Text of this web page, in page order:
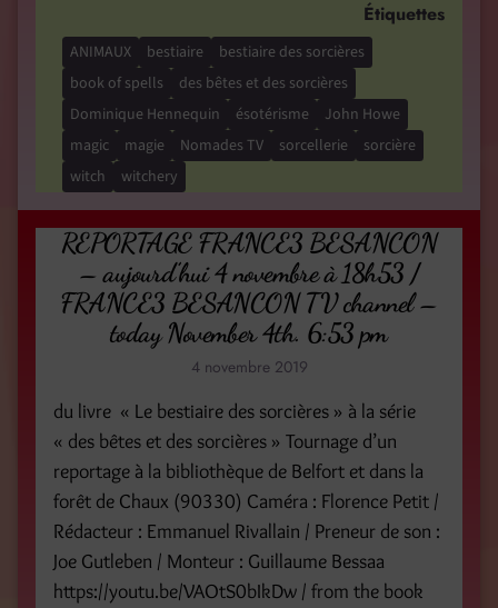
Étiquettes
ANIMAUX bestiaire
bestiaire des sorcières
book of spells
des bêtes et des sorcières
Dominique Hennequin
ésotérisme
John Howe
magic
magie Nomades TV sorcellerie
sorcière
witch
witchery
REPORTAGE FRANCE3 BESANCON
– aujourd’hui 4 novembre à 18h53 /
FRANCE3 BESANCON TV channel –
today November 4th. 6:53 pm
4 novembre 2019
du livre « Le bestiaire des sorcières » à la série
« des bêtes et des sorcières » Tournage d’un
reportage à la bibliothèque de Belfort et dans la
forêt de Chaux (90330) Caméra : Florence Petit /
Rédacteur : Emmanuel Rivallain / Preneur de son :
Joe Gutleben / Monteur : Guillaume Bessaa
https://youtu.be/VAOtS0bIkDw / from the book